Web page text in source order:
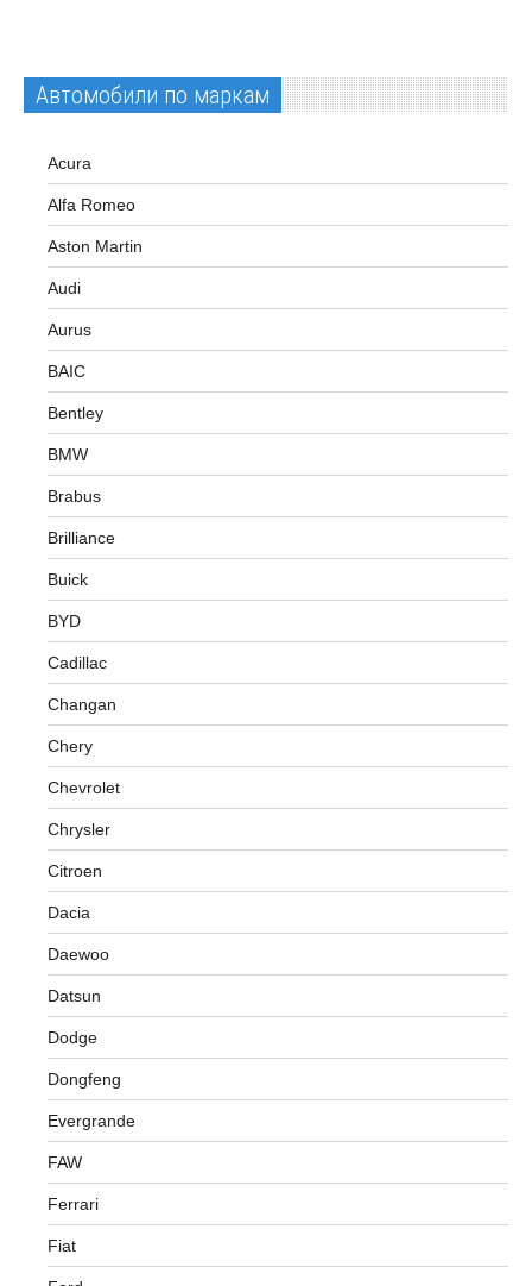
Автомобили по маркам
Acura
Alfa Romeo
Aston Martin
Audi
Aurus
BAIC
Bentley
BMW
Brabus
Brilliance
Buick
BYD
Cadillac
Changan
Chery
Chevrolet
Chrysler
Citroen
Dacia
Daewoo
Datsun
Dodge
Dongfeng
Evergrande
FAW
Ferrari
Fiat